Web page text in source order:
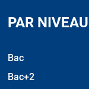
PAR NIVEAU
Bac
Bac+2